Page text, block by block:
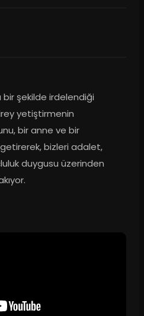
bir şekilde irdelendiği
yetiştirmenin
bir anne ve bir
bizleri adalet,
duygusu üzerinden